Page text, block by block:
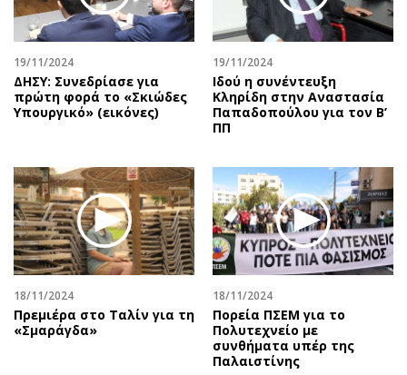
19/11/2024
ΔΗΣΥ: Συνεδρίασε για
πρώτη φορά το «Σκιώδες
Υπουργικό» (εικόνες)
19/11/2024
Ιδού η συνέντευξη
Κληρίδη στην Αναστασία
Παπαδοπούλου για τον Β’
ΠΠ
18/11/2024
Πρεμιέρα στο Ταλίν για τη
«Σμαράγδα»
18/11/2024
Πορεία ΠΣΕΜ για το
Πολυτεχνείο με
συνθήματα υπέρ της
Παλαιστίνης